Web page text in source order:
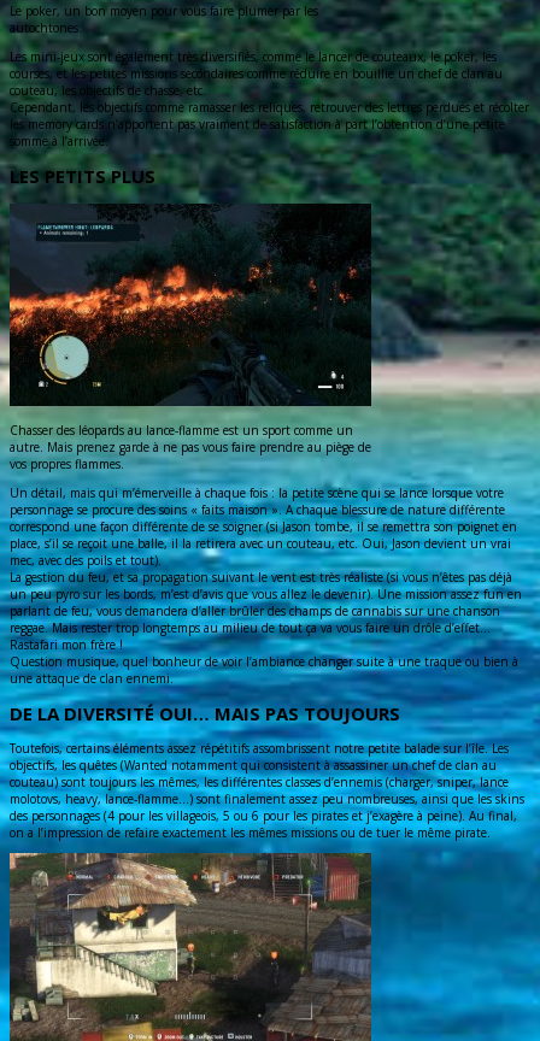
Le poker, un bon moyen pour vous faire plumer par les
autochtones.
Les mini-jeux sont également très diversifiés, comme le lancer de couteaux, le poker, les
courses, et les petites missions secondaires comme réduire en bouillie un chef de clan au
couteau, les objectifs de chasse, etc.
Cependant, les objectifs comme ramasser les reliques, retrouver des lettres perdues et récolter
les memory cards n’apportent pas vraiment de satisfaction à part l’obtention d’une petite
somme à l’arrivée.
LES PETITS PLUS
Chasser des léopards au lance-flamme est un sport comme un
autre. Mais prenez garde à ne pas vous faire prendre au piège de
vos propres flammes.
Un détail, mais qui m’émerveille à chaque fois : la petite scène qui se lance lorsque votre
personnage se procure des soins « faits maison ». A chaque blessure de nature différente
correspond une façon différente de se soigner (si Jason tombe, il se remettra son poignet en
place, s’il se reçoit une balle, il la retirera avec un couteau, etc. Oui, Jason devient un vrai
mec, avec des poils et tout).
La gestion du feu, et sa propagation suivant le vent est très réaliste (si vous n’êtes pas déjà
un peu pyro sur les bords, m’est d’avis que vous allez le devenir). Une mission assez fun en
parlant de feu, vous demandera d’aller brûler des champs de cannabis sur une chanson
reggae. Mais rester trop longtemps au milieu de tout ça va vous faire un drôle d’effet…
Rastafari mon frère !
Question musique, quel bonheur de voir l’ambiance changer suite à une traque ou bien à
une attaque de clan ennemi.
DE LA DIVERSITÉ OUI… MAIS PAS TOUJOURS
Toutefois, certains éléments assez répétitifs assombrissent notre petite balade sur l’île. Les
objectifs, les quêtes (Wanted notamment qui consistent à assassiner un chef de clan au
couteau) sont toujours les mêmes, les différentes classes d’ennemis (charger, sniper, lance
molotovs, heavy, lance-flamme…) sont finalement assez peu nombreuses, ainsi que les skins
des personnages (4 pour les villageois, 5 ou 6 pour les pirates et j’exagère à peine). Au final,
on a l’impression de refaire exactement les mêmes missions ou de tuer le même pirate.